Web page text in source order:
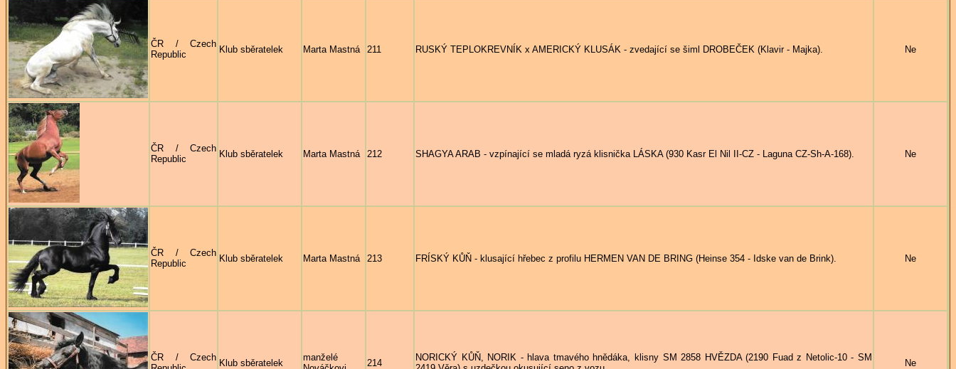
ČR / Czech
Republic
Klub sběratelek Marta Mastná 211 RUSKÝ TEPLOKREVNÍK x AMERICKÝ KLUSÁK - zvedající se šiml DROBEČEK (Klavir - Majka). Ne
ČR / Czech
Republic
Klub sběratelek Marta Mastná 212 SHAGYA ARAB - vzpínající se mladá ryzá klisnička LÁSKA (930 Kasr El Nil II-CZ - Laguna CZ-Sh-A-168). Ne
ČR / Czech
Republic
Klub sběratelek Marta Mastná 213 FRÍSKÝ KŮŇ - klusající hřebec z profilu HERMEN VAN DE BRING (Heinse 354 - Idske van de Brink). Ne
ČR / Czech
Klub sběratelek
manželé
214
NORICKÝ KŮŇ, NORIK - hlava tmavého hnědáka, klisny SM 2858 HVĚZDA (2190 Fuad z Netolic-10 - SM
Ne